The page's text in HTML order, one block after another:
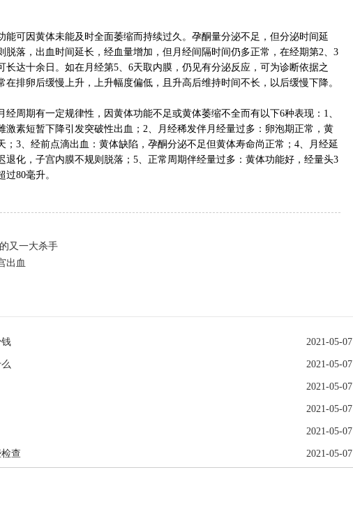
可因黄体未能及时全面萎缩而持续过久。孕酮量分泌不足，但分泌时间延
脱落，出血时间延长，经血量增加，但月经间隔时间仍多正常，在经期第2、3
长达十余日。如在月经第5、6天取内膜，仍见有分泌反应，可为诊断依据之
在排卵后缓慢上升，上升幅度偏低，且升高后维持时间不长，以后缓慢下降。
期有一定规律性，因黄体功能不足或黄体萎缩不全而有以下6种表现：1、
激素短暂下降引发突破性出血；2、月经稀发伴月经量过多：卵泡期正常，黄
；3、经前点滴出血：黄体缺陷，孕酮分泌不足但黄体寿命尚正常；4、月经延
退化，子宫内膜不规则脱落；5、正常周期伴经量过多：黄体功能好，经量头3
80毫升。
又一大杀手
出血
2021-05-07
2021-05-07
2021-05-07
2021-05-07
2021-05-07
查 2021-05-07